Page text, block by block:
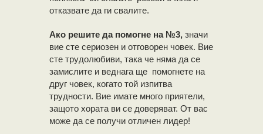
отказвате да ги свалите.
Ако решите да помогне на №3, значи
вие сте сериозен и отговорен човек. Вие
сте трудолюбиви, така че няма да се
замислите и веднага ще помогнете на
друг човек, когато той изпитва
трудности. Вие имате много приятели,
защото хората ви се доверяват. От вас
може да се получи отличен лидер!